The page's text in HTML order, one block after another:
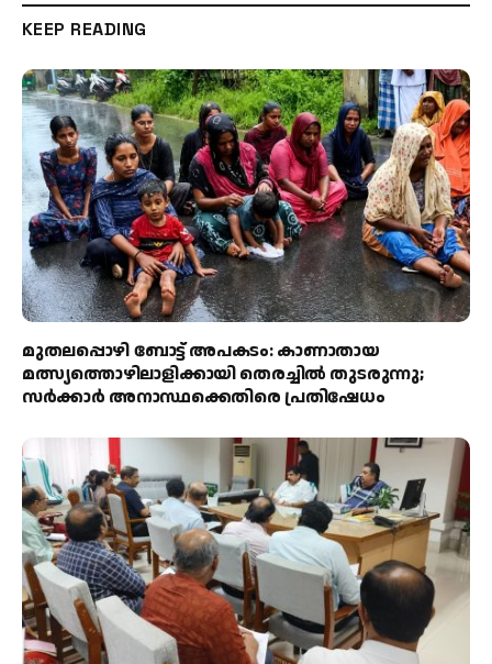
KEEP READING
മുതലപ്പൊഴി ബോട്ട് അപകടം: കാണാതായ
മത്സ്യത്തൊഴിലാളിക്കായി തെരച്ചിൽ തുടരുന്നു;
സർക്കാർ അനാസ്ഥക്കെതിരെ പ്രതിഷേധം